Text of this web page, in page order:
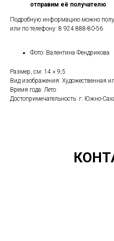
отправим её получателю.
Подробную информацию можно
или по телефону: 8 924 888-80-56
Фото: Валентина Фендрикова
Размер, см: 14 × 9,5
Вид изображения: Художественная
Время года: Лето
Достопримечательность: г. Южно-